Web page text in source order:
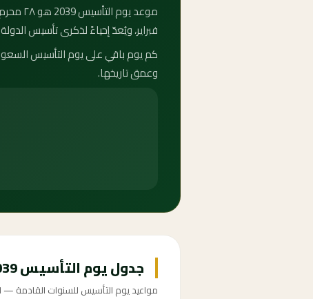
فبراير، ويُعدّ إحياءً لذكرى تأسيس الدولة
وعمق تاريخها.
جدول يوم التأسيس 2039-2047
مواعيد يوم التأسيس للسنوات القادمة —